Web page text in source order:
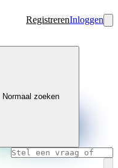
RegistrerenInloggen
Normaal zoeken